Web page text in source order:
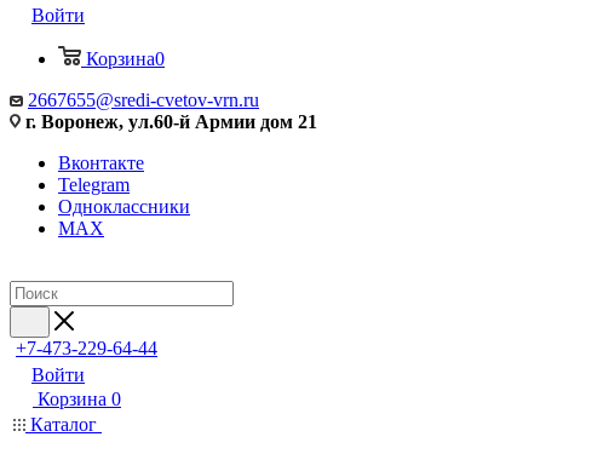
Войти
Корзина0
2667655@sredi-cvetov-vrn.ru
г. Воронеж, ул.60-й Армии дом 21
Вконтакте
Telegram
Одноклассники
MAX
+7-473-229-64-44
Войти
Корзина 0
Каталог